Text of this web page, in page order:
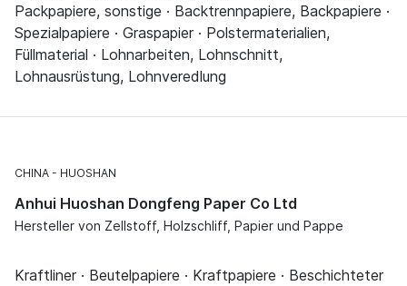
Packpapiere, sonstige · Backtrennpapiere, Backpapiere ·
Spezialpapiere · Graspapier · Polstermaterialien,
Füllmaterial · Lohnarbeiten, Lohnschnitt,
Lohnausrüstung, Lohnveredlung
CHINA HUOSHAN
Anhui Huoshan Dongfeng Paper Co Ltd
Hersteller von Zellstoff, Holzschliff, Papier und Pappe
Kraftliner · Beutelpapiere · Kraftpapiere · Beschichteter